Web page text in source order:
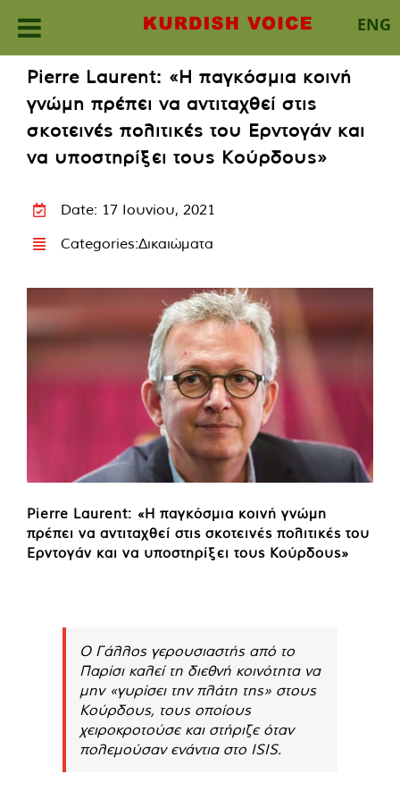
ENG
content
Pierre Laurent: «Η παγκόσμια κοινή
γνώμη πρέπει να αντιταχθεί στις
σκοτεινές πολιτικές του Ερντογάν και
να υποστηρίξει τους Κούρδους»
Date: 17 Ιουνίου, 2021
Categories:Δικαιώματα
Pierre Laurent: «Η παγκόσμια κοινή γνώμη
πρέπει να αντιταχθεί στις σκοτεινές πολιτικές του
Ερντογάν και να υποστηρίξει τους Κούρδους»
Ο Γάλλος γερουσιαστής από το
Παρίσι καλεί τη διεθνή κοινότητα να
μην «γυρίσει την πλάτη της» στους
Κούρδους, τους οποίους
χειροκροτούσε και στήριζε όταν
πολεμούσαν ενάντια στο ISIS.